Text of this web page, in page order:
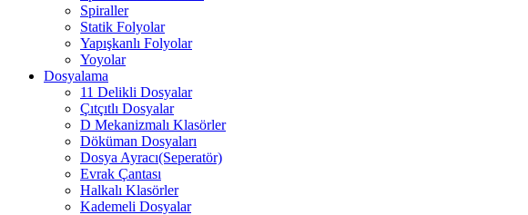
Spiraller
Statik Folyolar
Yapışkanlı Folyolar
Yoyolar
Dosyalama
11 Delikli Dosyalar
Çıtçıtlı Dosyalar
D Mekanizmalı Klasörler
Döküman Dosyaları
Dosya Ayracı(Seperatör)
Evrak Çantası
Halkalı Klasörler
Kademeli Dosyalar